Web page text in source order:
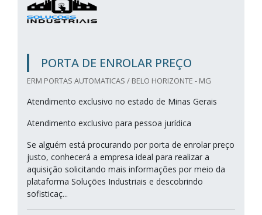
PORTA DE ENROLAR PREÇO
ERM PORTAS AUTOMATICAS / BELO HORIZONTE - MG
Atendimento exclusivo no estado de Minas Gerais
Atendimento exclusivo para pessoa jurídica
Se alguém está procurando por porta de enrolar preço
justo, conhecerá a empresa ideal para realizar a
aquisição solicitando mais informações por meio da
plataforma Soluções Industriais e descobrindo
sofisticaç...